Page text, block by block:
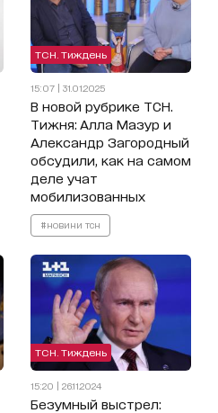
ТСН. Тиждень
15:07 | 31.01.2025
В новой рубрике ТСН.
Тижня: Алла Мазур и
Александр Загородный
обсудили, как на самом
деле учат
мобилизованных
#новини тсн
ТСН. Тиждень
15:20 | 26.11.2024
Безумный выстрел: